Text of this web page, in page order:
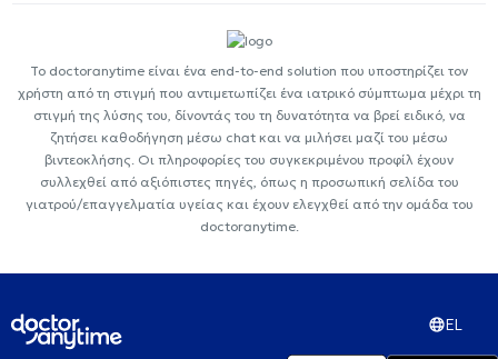
Το doctoranytime είναι ένα end-to-end solution που υποστηρίζει τον
χρήστη από τη στιγμή που αντιμετωπίζει ένα ιατρικό σύμπτωμα μέχρι τη
στιγμή της λύσης του, δίνοντάς του τη δυνατότητα να βρεί ειδικό, να
ζητήσει καθοδήγηση μέσω chat και να μιλήσει μαζί του μέσω
βιντεοκλήσης. Οι πληροφορίες του συγκεκριμένου προφίλ έχουν
συλλεχθεί από αξιόπιστες πηγές, όπως η προσωπική σελίδα του
γιατρού/επαγγελματία υγείας και έχουν ελεγχθεί από την ομάδα του
doctoranytime.
EL